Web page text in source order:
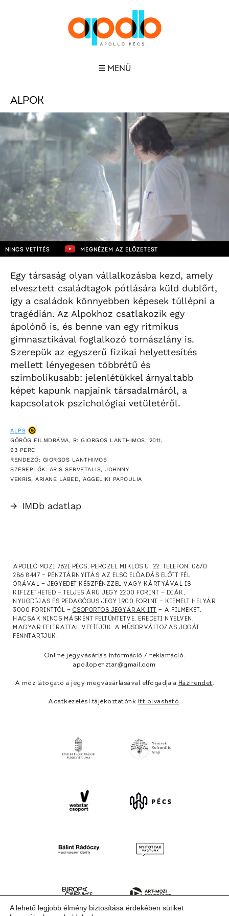
☰ MENÜ
ALPOK
NINCS VETÍTÉS MEGNÉZEM AZ ELŐZETEST
Egy társaság olyan vállalkozásba kezd, amely
elvesztett családtagok pótlására küld dublőrt,
így a családok könnyebben képesek túllépni a
tragédián. Az Alpokhoz csatlakozik egy
ápolónő is, és benne van egy ritmikus
gimnasztikával foglalkozó tornászlány is.
Szerepük az egyszerű fizikai helyettesítés
mellett lényegesen többrétű és
szimbolikusabb: jelenlétükkel árnyaltabb
képet kapunk napjaink társadalmáról, a
kapcsolatok pszichológiai vetületéről.
ALPS
GÖRÖG FILMDRÁMA, R: GIORGOS LANTHIMOS, 2011,
93 PERC
RENDEZŐ: GIORGOS LANTHIMOS
SZEREPLŐK: ARIS SERVETALIS, JOHNNY
VEKRIS, ARIANE LABED, AGGELIKI PAPOULIA
→ IMDb adatlap
APOLLÓ MOZI 7621 PÉCS, PERCZEL MIKLÓS U. 22. TELEFON: 0670
286 8447 — PÉNZTÁRNYITÁS AZ ELSŐ ELŐADÁS ELŐTT FÉL
ÓRÁVAL — JEGYEDET KÉSZPÉNZZEL VAGY KÁRTYÁVAL IS
KIFIZETHETED — TELJES ÁRÚ JEGY 2200 FORINT — DIÁK,
NYUGDÍJAS ÉS PEDAGÓGUS JEGY 1900 FORINT — KIEMELT HELYÁR
3000 FORINTTÓL — CSOPORTOS JEGYÁRAK ITT
— A FILMEKET,
HACSAK NINCS MÁSKÉNT FELTÜNTETVE, EREDETI NYELVEN,
MAGYAR FELIRATTAL VETÍTJÜK. A MŰSORVÁLTOZÁS JOGÁT
FENNTARTJUK.
Online jegyvásárlás információ / reklamáció:
apollopenztar@gmail.com
A mozilátogató a jegy megvásárlásával elfogadja a Házirendet.
Adatkezelési tájékoztatónk itt olvasható.
A lehető legjobb élmény biztosítása érdekében sütiket